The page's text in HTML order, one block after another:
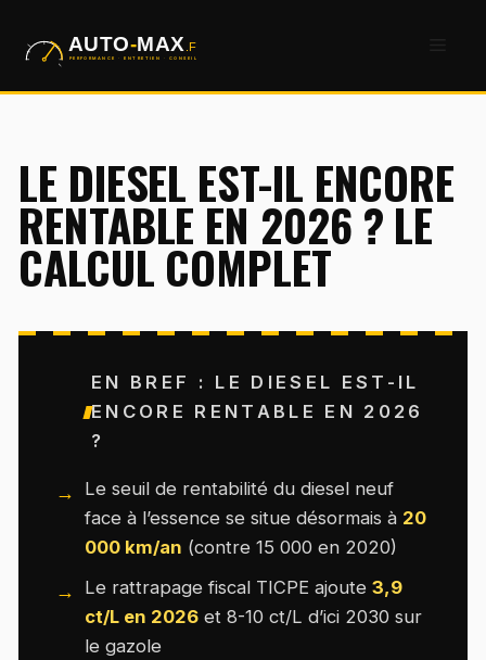
LE DIESEL EST-IL ENCORE
RENTABLE EN 2026 ? LE
CALCUL COMPLET
EN BREF : LE DIESEL EST-IL
ENCORE RENTABLE EN 2026
?
Le seuil de rentabilité du diesel neuf
face à l’essence se situe désormais à 20
000 km/an (contre 15 000 en 2020)
Le rattrapage fiscal TICPE ajoute3,9
ct/L en 2026 et 8-10 ct/L d’ici 2030 sur
le gazole